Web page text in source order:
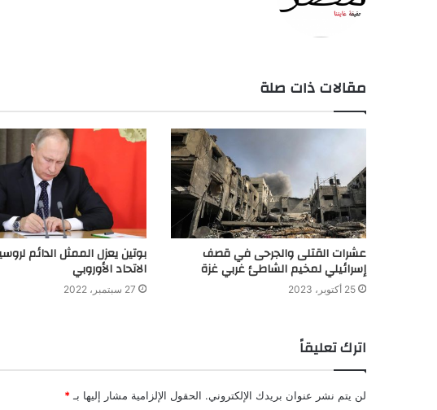
مقالات ذات صلة
عشرات القتلى والجرحى في قصف
إسرائيلي لمخيم الشاطئ غربي غزة
25 أكتوبر، 2023
بوتين يعزل الممثل الدائم
الاتحاد الأوروبي
27 سبتمبر، 2022
اترك تعليقاً
لن يتم نشر عنوان بريدك الإلكتروني. الحقول الإلزامية مشار إليها بـ *